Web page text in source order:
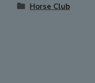
Horse Club